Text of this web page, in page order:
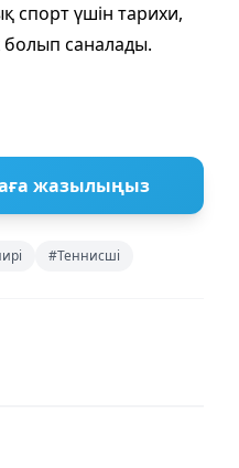
спорт үшін тарихи,
болып саналады.
жазылыңыз
#Теннисші